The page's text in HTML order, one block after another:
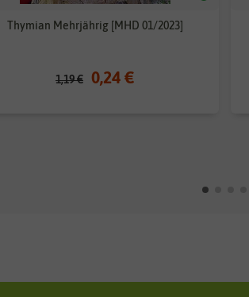
Thymian Mehrjährig [MHD 01/2023]
1,19 € 0,24 €